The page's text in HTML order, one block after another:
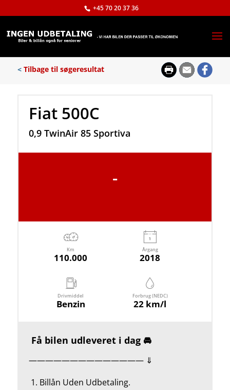
+45 70 20 37 36
< Tilbage til søgeresultat
Fiat 500C
0,9 TwinAir 85 Sportiva
-
Km
110.000
Årgang
2018
Drivmiddel
Benzin
Forbrug (NEDC)
22 km/l
Få bilen udleveret i dag 🚘
—————————————— ⇓
1. Billån Uden Udbetaling.